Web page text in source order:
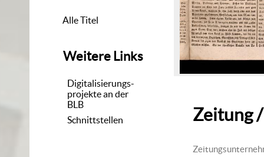
Alle Titel
Weitere Links
Digitalisierungs-
projekte an der
BLB
Schnittstellen
Zeitung